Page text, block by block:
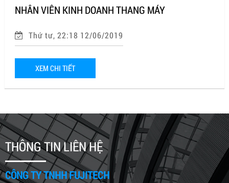
NHÂN VIÊN KINH DOANH THANG MÁY
Thứ tư, 22:18 12/06/2019
XEM CHI TIẾT
THÔNG TIN LIÊN HỆ
CÔNG TY TNHH FUJITECH